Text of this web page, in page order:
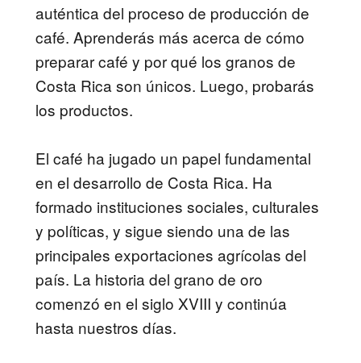
auténtica del proceso de producción de
café. Aprenderás más acerca de cómo
preparar café y por qué los granos de
Costa Rica son únicos. Luego, probarás
los productos.
El café ha jugado un papel fundamental
en el desarrollo de Costa Rica. Ha
formado instituciones sociales, culturales
y políticas, y sigue siendo una de las
principales exportaciones agrícolas del
país. La historia del grano de oro
comenzó en el siglo XVIII y continúa
hasta nuestros días.